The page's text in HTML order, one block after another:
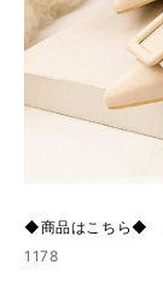
◆商品はこちら◆
1178